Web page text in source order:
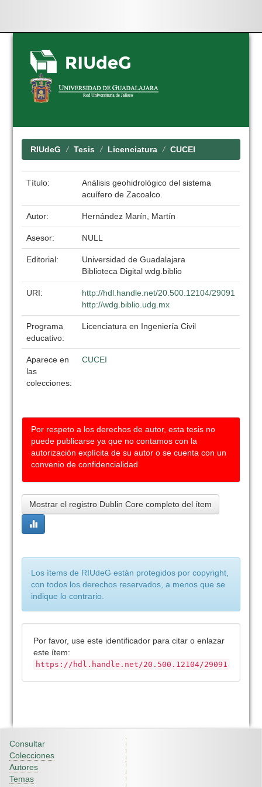
Skip
navigation
RIUdeG Tesis Licenciatura CUCEI
Título:
Análisis geohidrológico del sistema
acuífero de Zacoalco.
Autor: Hernández Marín, Martín
Asesor: NULL
Editorial:
Universidad de Guadalajara
Biblioteca Digital wdg.biblio
URI:
http://hdl.handle.net/20.500.12104/29091
http://wdg.biblio.udg.mx
Programa
educativo:
Licenciatura en Ingeniería Civil
Aparece en
las
colecciones:
CUCEI
Por respeto a los derechos de autor, esta tesis no
puede publicarse ya que no contamos con la
autorización explícita de su autor o se cuenta con un
convenio de confidencialidad
Mostrar el registro Dublin Core completo del ítem
Los ítems de RIUdeG están protegidos por copyright,
con todos los derechos reservados, a menos que se
indique lo contrario.
Por favor, use este identificador para citar o enlazar
este ítem:
https://hdl.handle.net/20.500.12104/29091
Consultar
Colecciones
Autores
Temas